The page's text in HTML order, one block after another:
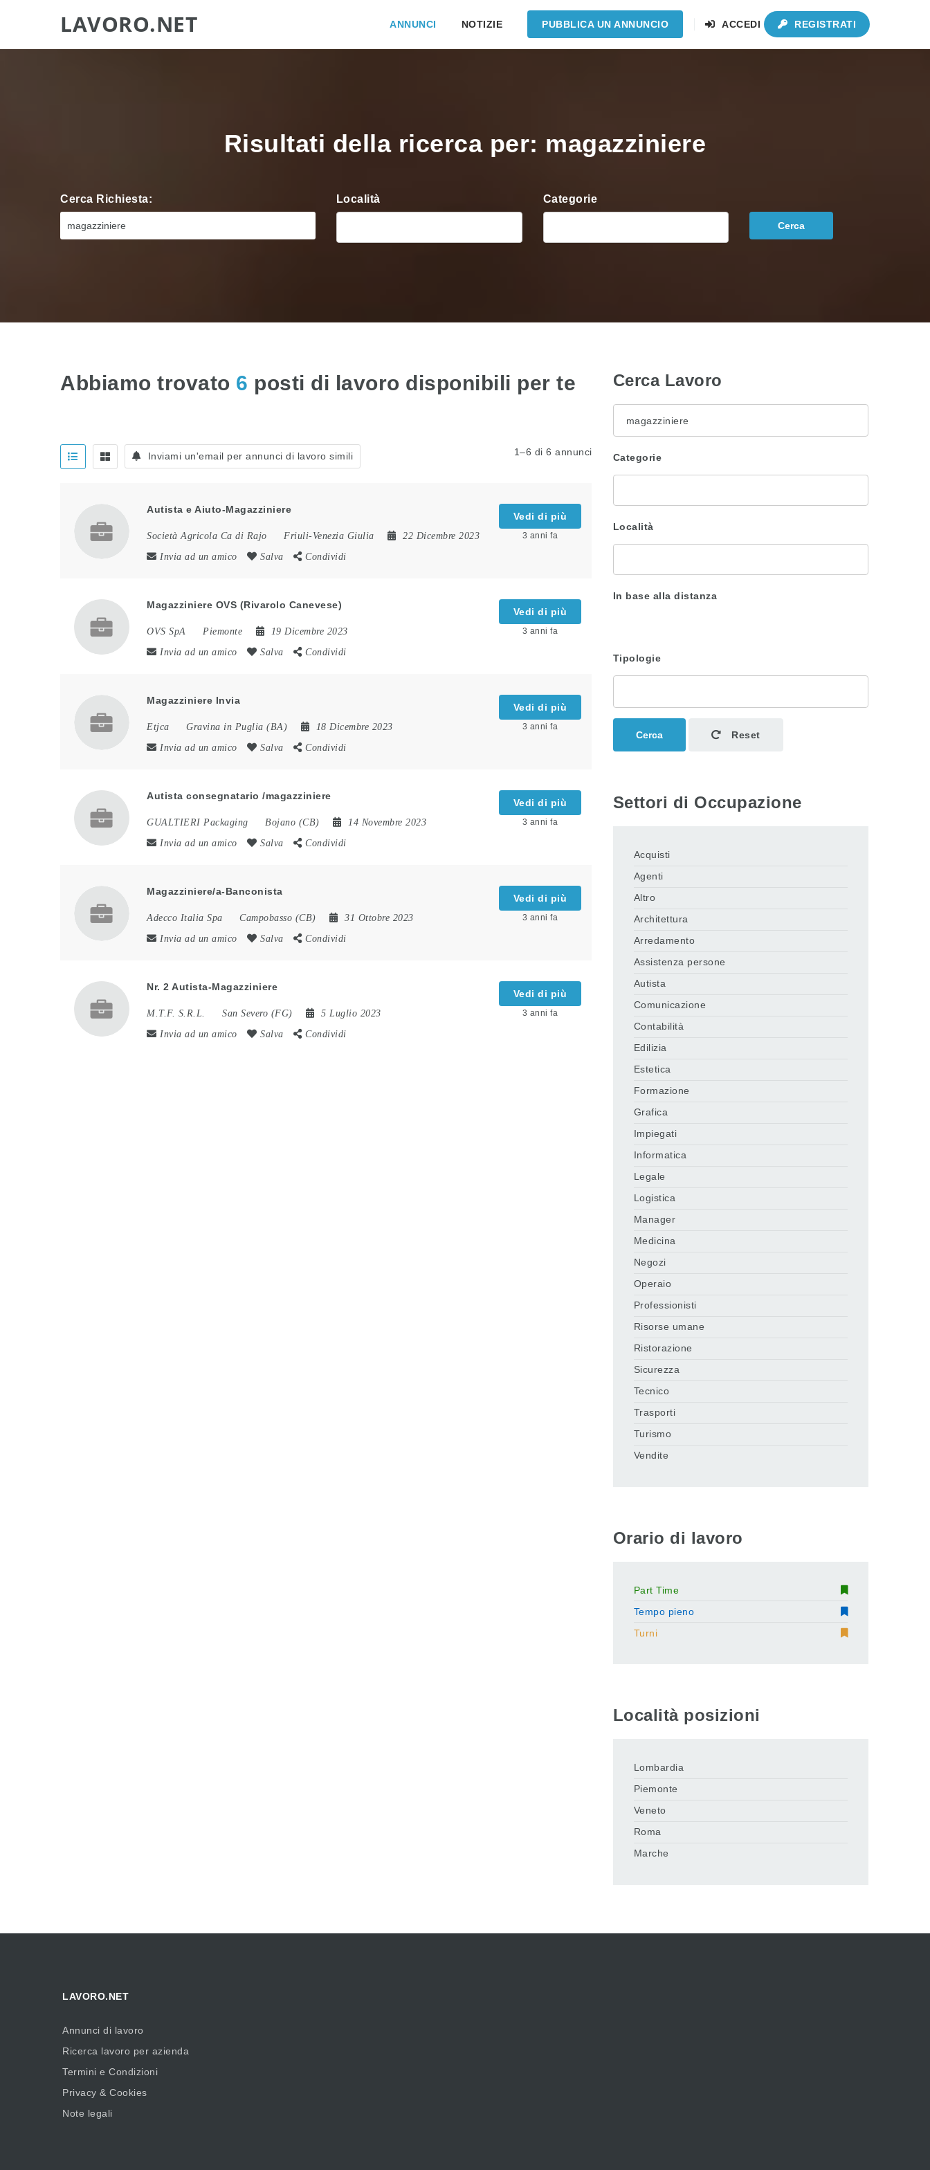
LAVORO.NET ANNUNCI NOTIZIE PUBBLICA UN ANNUNCIO ACCEDI REGISTRATI
Risultati della ricerca per: magazziniere
Cerca Richiesta: Località Categorie
Cerca
Abbiamo trovato 6 posti di lavoro disponibili per te
Inviami un'email per annunci di lavoro simili 1–6 di 6 annunci
Autista e Aiuto-Magazziniere
Società Agricola Ca di Rajo Friuli-Venezia Giulia
22 Dicembre 2023
Invia ad un amico
Salva Condividi
Vedi di più
3 anni fa
Magazziniere OVS (Rivarolo Canevese)
OVS SpA Piemonte
19 Dicembre 2023
Invia ad un amico
Salva Condividi
Vedi di più
3 anni fa
Magazziniere Invia
Etjca Gravina in Puglia (BA)
18 Dicembre 2023
Invia ad un amico
Salva Condividi
Vedi di più
3 anni fa
Autista consegnatario /magazziniere
GUALTIERI Packaging Bojano (CB)
14 Novembre 2023
Invia ad un amico
Salva Condividi
Vedi di più
3 anni fa
Magazziniere/a-Banconista
Adecco Italia Spa Campobasso (CB)
31 Ottobre 2023
Invia ad un amico
Salva Condividi
Vedi di più
3 anni fa
Nr. 2 Autista-Magazziniere
M.T.F. S.R.L. San Severo (FG)
5 Luglio 2023
Invia ad un amico
Salva Condividi
Vedi di più
3 anni fa
Cerca Lavoro
chiave
Categorie
Località
In base alla distanza
Tipologie
Cerca Reset
Settori di Occupazione
Acquisti
Agenti
Altro
Architettura
Arredamento
Assistenza persone
Autista
Comunicazione
Contabilità
Edilizia
Estetica
Formazione
Grafica
Impiegati
Informatica
Legale
Logistica
Manager
Medicina
Negozi
Operaio
Professionisti
Risorse umane
Ristorazione
Sicurezza
Tecnico
Trasporti
Turismo
Vendite
Orario di lavoro
Part Time
Tempo pieno
Turni
Località posizioni
Lombardia
Piemonte
Veneto
Roma
Marche
LAVORO.NET
Annunci di lavoro
Ricerca lavoro per azienda
Termini e Condizioni
Privacy & Cookies
Note legali